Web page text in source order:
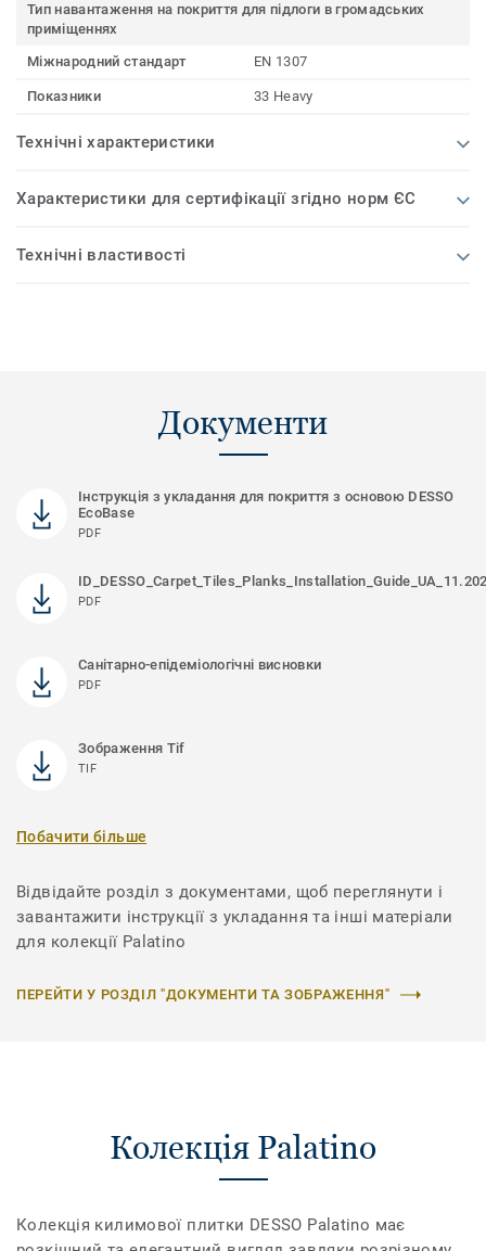
Тип навантаження на покриття для підлоги в громадських
приміщеннях
Міжнародний стандарт
EN 1307
Показники 33 Heavy
Технічні характеристики
Характеристики для сертифікації згідно норм ЄС
Технічні властивості
Документи
Інструкція з укладання для покриття з основою DESSO
EcoBase
PDF
PDF
Санітарно-епідеміологічні висновки
PDF
Зображення Tif
TIF
Побачити більше
Відвідайте розділ з документами, щоб переглянути і
завантажити інструкції з укладання та інші матеріали
для колекції Palatino
ПЕРЕЙТИ У РОЗДІЛ "ДОКУМЕНТИ ТА ЗОБРАЖЕННЯ"
Колекція Palatino
Колекція килимової плитки DESSO Palatino має